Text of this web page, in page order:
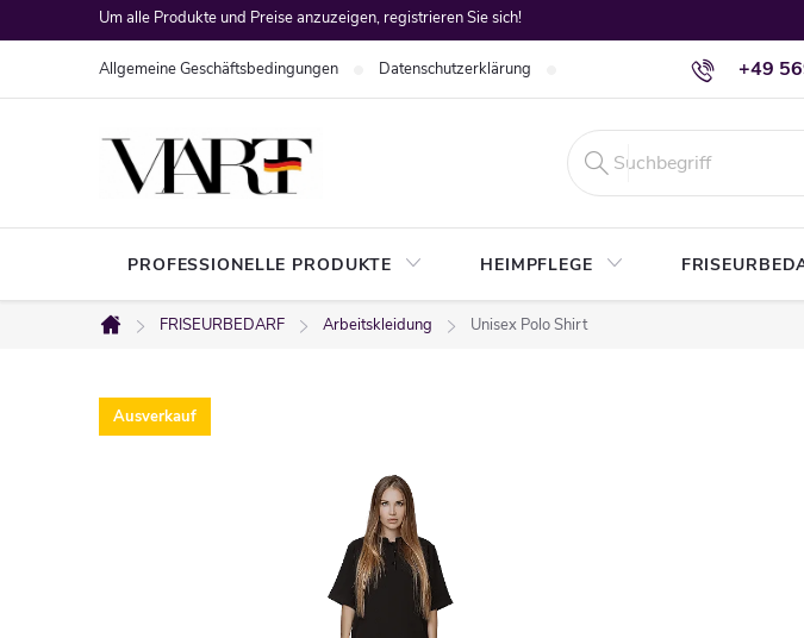
Inhalt
Um alle Produkte und Preise anzuzeigen, registrieren Sie sich!
+49
Allgemeine Geschäftsbedingungen Datenschutzerklärung Versand & Zahlung
PROFESSIONELLE PRODUKTE HEIMPFLEGE
Startseite
FRISEURBEDARF Arbeitskleidung Unisex Polo Shirt
Ausverkauf